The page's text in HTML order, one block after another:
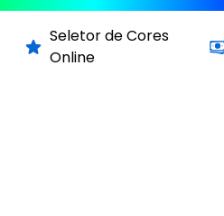
Seletor de Cores
Online